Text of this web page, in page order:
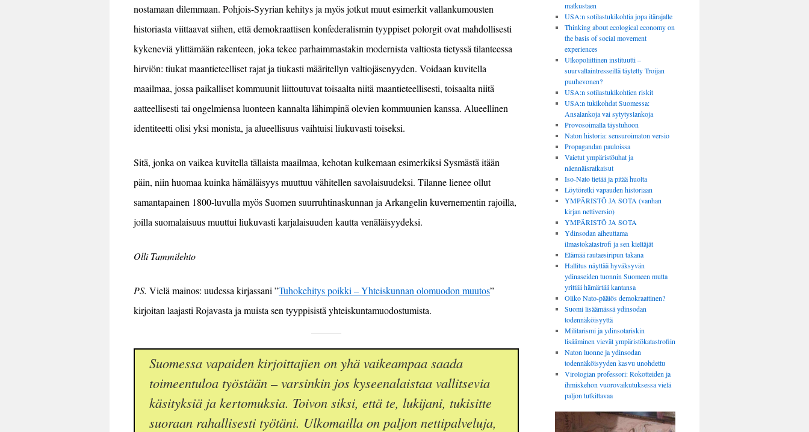
nostamaan dilemmaan. Pohjois-Syyrian kehitys ja myös jotkut muut esimerkit vallankumousten
historiasta viittaavat siihen, että demokraattisen konfederalismin tyyppiset polorgit ovat mahdollisesti
kykeneviä ylittämään rakenteen, joka tekeeparhaimmastakin modernista valtiosta tietyssä tilanteessa
hirviön: tiukat maantieteelliset rajat ja tiukasti määritellyn valtiojäsenyyden. Voidaan kuvitella
maailmaa, jossa paikalliset kommuunit liittoutuvat toisaalta niitä maantieteellisesti, toisaalta niitä
aatteellisesti tai ongelmiensa luonteen kannalta lähimpinä olevien kommuunien kanssa. Alueellinen
identiteetti olisi yksi monista, ja alueellisuus vaihtuisi liukuvasti toiseksi.
Sitä, jonka on vaikea kuvitella tällaista maailmaa, kehotan kulkemaan esimerkiksi Sysmästä itään
päin, niin huomaa kuinka hämäläisyysmuuttuu vähitellen savolaisuudeksi. Tilanne lienee ollut
samantapainen 1800-luvulla myös Suomen suurruhtinaskunnan ja Arkangelin kuvernementin rajoilla,
joilla suomalaisuusmuuttui liukuvasti karjalaisuuden kautta venäläisyydeksi.
Olli Tammilehto
PS. Vielä mainos: uudessa kirjassani ”Tuhokehitys poikki – Yhteiskunnan olomuodon muutos”
kirjoitan laajasti Rojavasta ja muista sen tyyppisistä yhteiskuntamuodostumista.
Suomessa vapaiden kirjoittajien on yhä vaikeampaa saada
toimeentuloa työstään – varsinkin jos kyseenalaistaa vallitsevia
käsityksiä ja kertomuksia. Toivon siksi, että te, lukijani, tukisitte
suoraan rahallisesti työtäni. Ulkomailla on paljon nettipalveluja,
matkustaen
USA:n sotilastukikohtia jopa itärajalle
Thinking about ecological economy on
the basis of social movement
experiences
Ulkopoliittinen instituutti –
suurvaltaintresseillä täytetty Troijan
puuhevonen?
USA:n sotilastukikohtien riskit
USA:n tukikohdat Suomessa:
Ansalankoja vai sytytyslankoja
Provosoimalla täystuhoon
Naton historia: sensuroimaton versio
Propagandan pauloissa
Vaietut ympäristöuhat ja
näennäisratkaisut
Iso-Nato tietää ja pitää huolta
Löytöretki vapauden historiaan
YMPÄRISTÖ JA SOTA (vanhan
kirjan nettiversio)
YMPÄRISTÖ JA SOTA
Ydinsodan aiheuttama
ilmastokatastrofi ja sen kieltäjät
Elämää rautaesiripun takana
Hallitus näyttää hyväksyvän
ydinaseiden tuonnin Suomeen mutta
yrittää hämärtää kantansa
Oliko Nato-päätös demokraattinen?
Suomi lisäämässä ydinsodan
todennäköisyyttä
Militarismi ja ydinsotariskin
lisääminen vievät ympäristökatastrofiin
Naton luonne ja ydinsodan
todennäköisyyden kasvu unohdettu
Virologian professori: Rokotteiden ja
ihmiskehon vuorovaikutuksessa vielä
paljon tutkittavaa